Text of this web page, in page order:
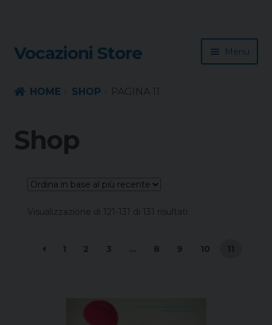
Skip
to
Skip
to
Vocazioni Store Menu
Sussidio
Contatti
HOME SHOP PAGINA 11
Shop
Visualizzazione di 121-131 di 131 risultati
1 2 3 … 8 9 10